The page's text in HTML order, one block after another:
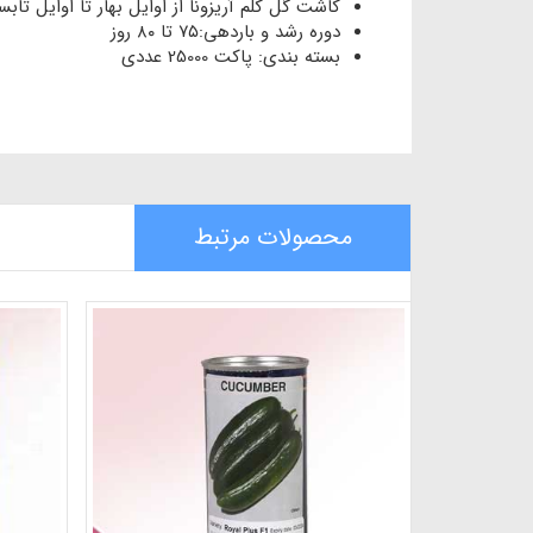
کاشت گل کلم آریزونا از اوایل بهار تا اوایل
دوره رشد و باردهی:۷۵ تا ۸۰ روز
بسته بندی: پاکت 25000 عددی
محصولات مرتبط